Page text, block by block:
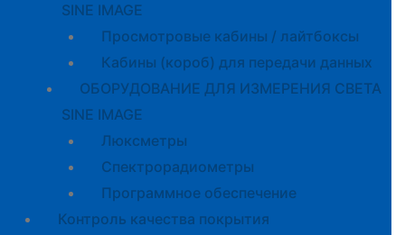
SINE IMAGE
Просмотровые кабины / лайтбоксы
Кабины (короб) для передачи данных
ОБОРУДОВАНИЕ ДЛЯ ИЗМЕРЕНИЯ СВЕТА
SINE IMAGE
Люксметры
Спектрорадиометры
Программное обеспечение
Контроль качества покрытия